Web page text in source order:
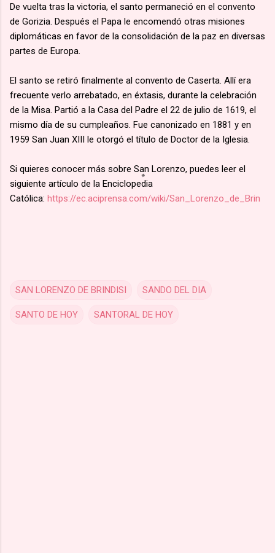
De vuelta tras la victoria, el santo permaneció en el convento
de Gorizia. Después el Papa le encomendó otras misiones
diplomáticas en favor de la consolidación de la paz en diversas
partes de Europa.
El santo se retiró finalmente al convento de Caserta. Allí era
frecuente verlo arrebatado, en éxtasis, durante la celebración
de la Misa. Partió a la Casa del Padre el 22 de julio de 1619, el
mismo día de su cumpleaños. Fue canonizado en 1881 y en
1959 San Juan XIII le otorgó el título de Doctor de la Iglesia.
Si quieres conocer más sobre San Lorenzo, puedes leer el
siguiente artículo de la Enciclopedia
Católica: https://ec.aciprensa.com/wiki/San_Lorenzo_de_Brin
SAN LORENZO DE BRINDISI SANDO DEL DIA
SANTO DE HOY SANTORAL DE HOY